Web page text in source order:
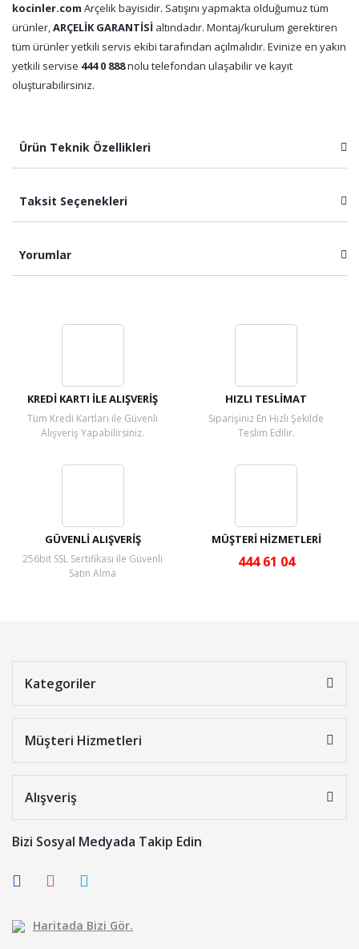
kocinler.com Arçelik bayisidir. Satışını yapmakta olduğumuz tüm
ürünler,ARÇELİK GARANTİSİ altındadır. Montaj/kurulum gerektiren
tüm ürünler yetkili servis ekibi tarafından açılmalıdır. Evinize en yakın
yetkili servise 444 0 888nolu telefondan ulaşabilir ve kayıt
oluşturabilirsiniz.
Ürün Teknik Özellikleri
Taksit Seçenekleri
Yorumlar
KREDİ KARTI İLE ALIŞVERİŞ
Tüm Kredi Kartları ile Güvenli
Alışveriş Yapabilirsiniz.
HIZLI TESLİMAT
Siparişiniz En Hızlı Şekilde
Teslim Edilir.
GÜVENLİ ALIŞVERİŞ
256bit SSL Sertifikası ile Güvenli
Satın Alma
MÜŞTERİ HİZMETLERİ
444 61 04
Kategoriler
Müşteri Hizmetleri
Alışveriş
Bizi Sosyal Medyada Takip Edin
Haritada Bizi Gör.